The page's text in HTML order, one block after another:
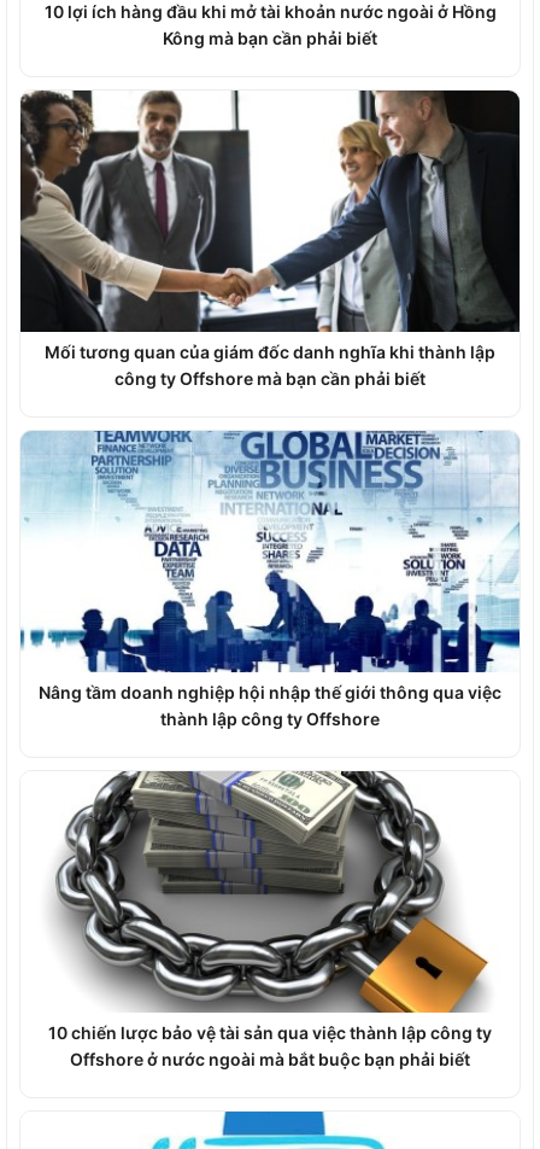
10 lợi ích hàng đầu khi mở tài khoản nước ngoài ở Hồng
Kông mà bạn cần phải biết
Mối tương quan của giám đốc danh nghĩa khi thành lập
công ty Offshore mà bạn cần phải biết
Nâng tầm doanh nghiệp hội nhập thế giới thông qua việc
thành lập công ty Offshore
10 chiến lược bảo vệ tài sản qua việc thành lập công ty
Offshore ở nước ngoài mà bắt buộc bạn phải biết